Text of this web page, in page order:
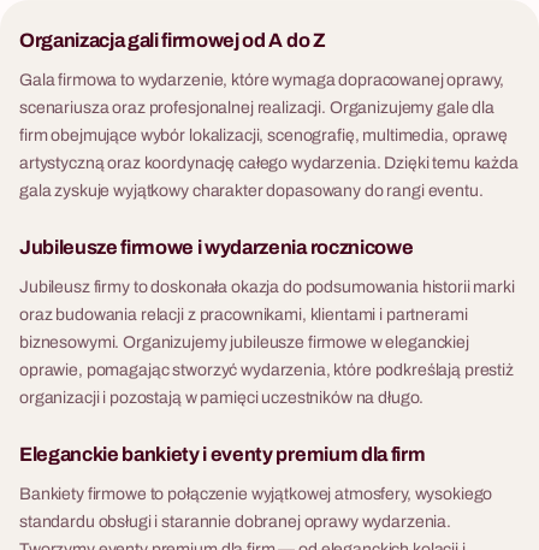
Organizacja gali firmowej od A do Z
Gala firmowa to wydarzenie, które wymaga dopracowanej oprawy,
scenariusza oraz profesjonalnej realizacji. Organizujemy gale dla
firm obejmujące wybór lokalizacji, scenografię, multimedia, oprawę
artystyczną oraz koordynację całego wydarzenia. Dzięki temu każda
gala zyskuje wyjątkowy charakter dopasowany do rangi eventu.
Jubileusze firmowe i wydarzenia rocznicowe
Jubileusz firmy to doskonała okazja do podsumowania historii marki
oraz budowania relacji z pracownikami, klientami i partnerami
biznesowymi. Organizujemy jubileusze firmowe w eleganckiej
oprawie, pomagając stworzyć wydarzenia, które podkreślają prestiż
organizacji i pozostają w pamięci uczestników na długo.
Eleganckie bankiety i eventy premium dla firm
Bankiety firmowe to połączenie wyjątkowej atmosfery, wysokiego
standardu obsługi i starannie dobranej oprawy wydarzenia.